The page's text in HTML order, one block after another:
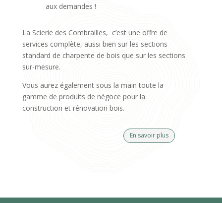
aux demandes !
La Scierie des Combrailles, c’est une offre de
services complète, aussi bien sur les sections
standard de charpente de bois que sur les sections
sur-mesure.
Vous aurez également sous la main toute la
gamme de produits de négoce pour la
construction et rénovation bois.
En savoir plus